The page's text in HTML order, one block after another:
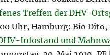
Treffen der DHV-
Uhr, Hamburg: Bio Dito,
Infostand und